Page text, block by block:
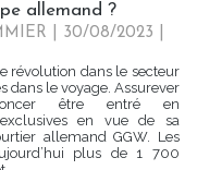
allemand ?
| 30/08/2023
révolution dans le secteur
dans le voyage. Assurever
être entré en
exclusives en vue de sa
allemand GGW. Les
plus de 1 700